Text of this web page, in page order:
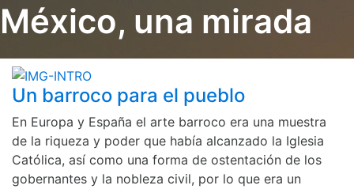
México, una mirada
Un barroco para el pueblo
En Europa y España el arte barroco era una muestra
de la riqueza y poder que había alcanzado la Iglesia
Católica, así como una forma de ostentación de los
gobernantes y la nobleza civil, por lo que era un